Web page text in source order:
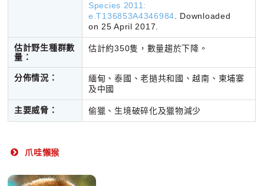
Species 2011:
e.T136853A4346984 . Downloaded
on 25 April 2017.
估計野生種群數
量：
估計約350隻，數量趨於下降。
分佈情況：
緬甸、泰國、老撾共和國、越南、柬埔寨
及中國
主要威脅： 偷獵、生境破碎化及獵物減少
爪哇懶猴